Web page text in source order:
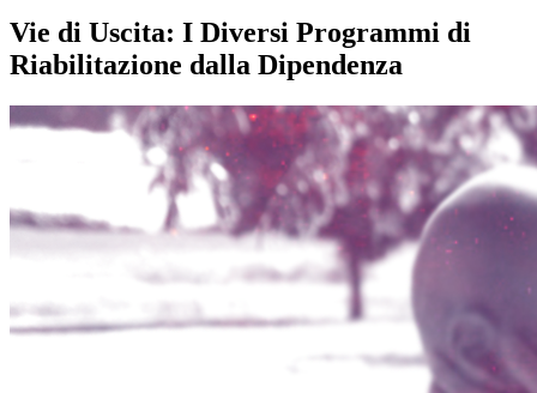
Vie di Uscita: I Diversi Programmi di
Riabilitazione dalla Dipendenza